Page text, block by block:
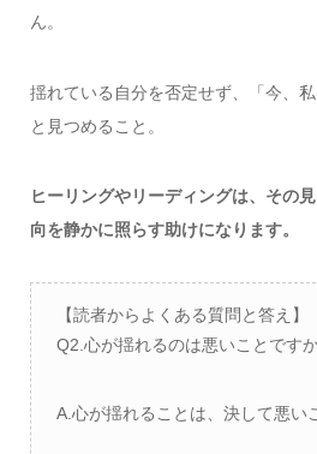
ん。
揺れている自分を否定せず、「今、
と見つめること。
ヒーリングやリーディングは、その
向を静かに照らす助けになります。
【読者からよくある質問と答え】
Q2.心が揺れるのは悪いことです
A.心が揺れることは、決して悪い